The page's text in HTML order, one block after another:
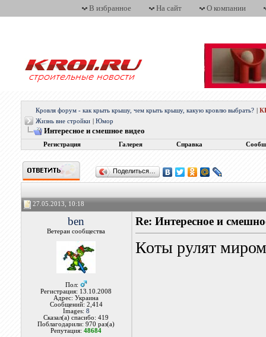
В избранное На сайт О компании
Кровля форум - как крыть крышу, чем крыть крышу, какую кровлю выбрать?
Жизнь вне стройки
Юмор
Интересное и смешное видео
Регистрация Галерея Справка
Поделиться…
27.05.2013, 10:18
ben
Ветеран сообщества
Пол:
Регистрация: 13.10.2008
Адрес: Украина
Сообщений: 2,414
Images: 8
Сказал(а) спасибо: 419
Поблагодарили: 970 раз(а)
Репутация:48684
Re: Интересное и
Коты рулят миром